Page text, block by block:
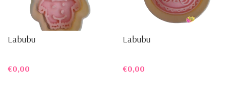
Labubu
€0,00
Labubu
€0,00